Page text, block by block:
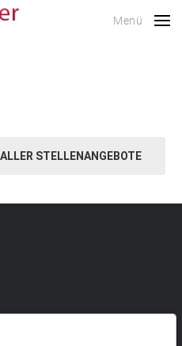
Menü
STELLENANGEBOTE